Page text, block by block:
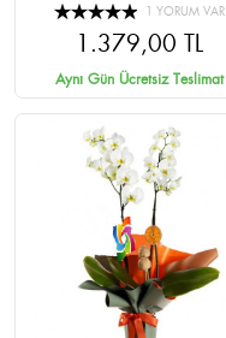
1 YORUM VAR
1.379,00 TL
Aynı Gün Ücretsiz Teslimat